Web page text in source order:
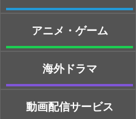
アニメ・ゲーム
海外ドラマ
動画配信サービス